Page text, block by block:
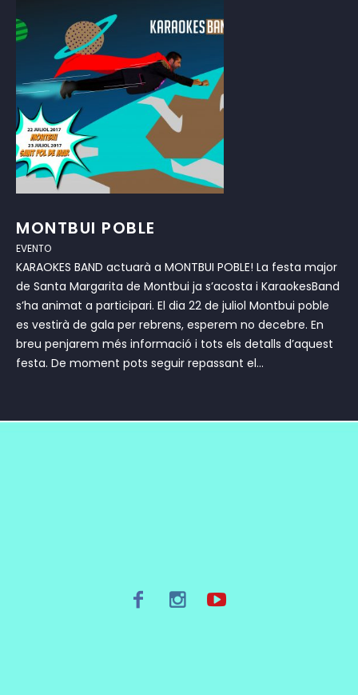
MONTBUI POBLE
EVENTO
KARAOKES BAND actuarà a MONTBUI POBLE! La festa major
de Santa Margarita de Montbui ja s’acosta i KaraokesBand
s’ha animat a participari. El dia 22 de juliol Montbui poble
es vestirà de gala per rebrens, esperem no decebre. En
breu penjarem més informació i tots els detalls d’aquest
festa. De moment pots seguir repassant el...